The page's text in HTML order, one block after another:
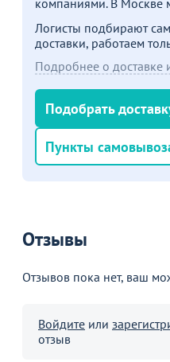
компаниями. В Москве
Логисты подбирают
доставки, работаем
Подробнее о доставке
Подобрать
Пункты
Отзывы
Отзывов пока нет, ваш
Войдите или
отзыв